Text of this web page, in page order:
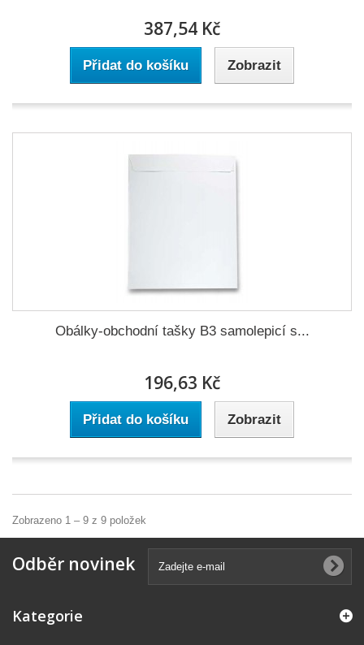
387,54 Kč
Přidat do košíku Zobrazit
Obálky-obchodní tašky B3 samolepicí s...
196,63 Kč
Přidat do košíku Zobrazit
Zobrazeno 1 – 9 z 9 položek
Odběr novinek
Kategorie